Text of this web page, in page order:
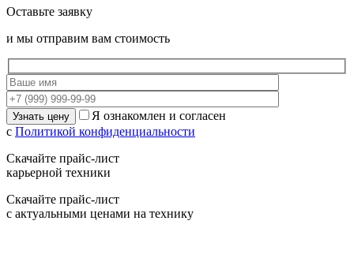
Оставьте заявку
и мы отправим вам стоимость
Я ознакомлен и согласен
с Политикой конфиденциальности
Скачайте прайс-лист
карьерной техники
Скачайте прайс-лист
с актуальными ценами на технику